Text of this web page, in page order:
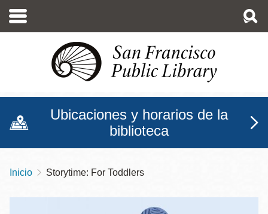
contenido
Ubicaciones y horarios de la
biblioteca
Sobrescribir
enlaces
Inicio Storytime: For Toddlers